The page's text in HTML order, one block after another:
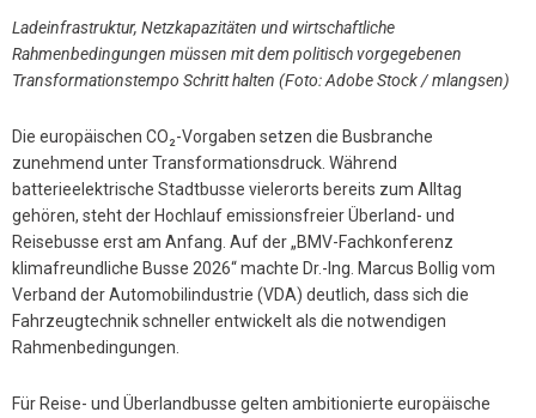
Ladeinfrastruktur, Netzkapazitäten und wirtschaftliche
Rahmenbedingungen müssen mit dem politisch vorgegebenen
Transformationstempo Schritt halten (Foto: Adobe Stock / mlangsen)
Die europäischen CO₂-Vorgaben setzen die Busbranche
zunehmend unter Transformationsdruck. Während
batterieelektrische Stadtbusse vielerorts bereits zum Alltag
gehören, steht der Hochlauf emissionsfreier Überland- und
Reisebusse erst am Anfang. Auf der „BMV-Fachkonferenz
klimafreundliche Busse 2026“ machte Dr.-Ing. Marcus Bollig vom
Verband der Automobilindustrie (VDA) deutlich, dass sich die
Fahrzeugtechnik schneller entwickelt als die notwendigen
Rahmenbedingungen.
Für Reise- und Überlandbusse gelten ambitionierte europäische